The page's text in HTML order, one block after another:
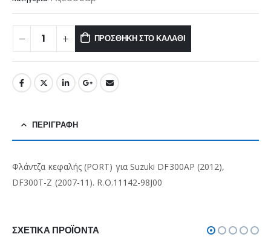
ΠΡΟΣΘΉΚΗ ΣΤΟ ΚΑΛΆΘΙ
ΠΕΡΙΓΡΑΦΉ
Φλάντζα κεφαλής (PORT) για Suzuki DF300AP (2012),
DF300T-Z (2007-11). R.O.11142-98J00
ΣΧΕΤΙΚΆ ΠΡΟΪΌΝΤΑ